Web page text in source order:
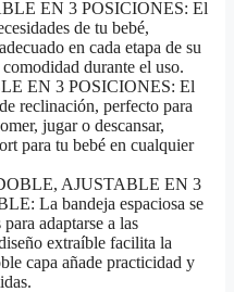
EN 3 POSICIONES: El
de tu bebé,
en cada etapa de su
durante el uso.
EN 3 POSICIONES: El
reclinación, perfecto para
jugar o descansar,
para tu bebé en cualquier
AJUSTABLE EN 3
La bandeja espaciosa se
adaptarse a las
extraíble facilita la
capa añade practicidad y